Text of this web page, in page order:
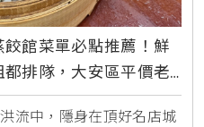
館菜單必點推薦！鮮
排隊，大安區平價老
流中，隱身在頂好名店城